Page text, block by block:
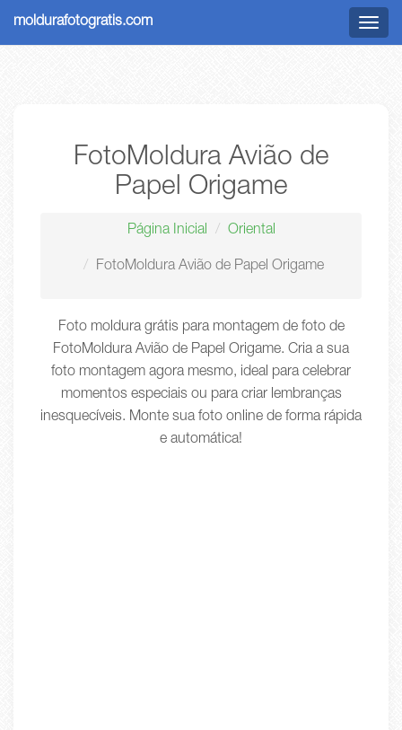
Menu
moldurafotogratis.com
FotoMoldura Avião de
Papel Origame
Página Inicial Oriental
FotoMoldura Avião de Papel Origame
Foto moldura grátis para montagem de foto de
FotoMoldura Avião de Papel Origame. Cria a sua
foto montagem agora mesmo, ideal para celebrar
momentos especiais ou para criar lembranças
inesquecíveis. Monte sua foto online de forma rápida
e automática!